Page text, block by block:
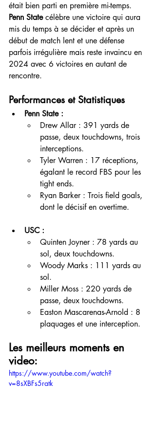
était bien parti en première mi-temps.
Penn State célèbre une victoire qui aura
mis du temps à se décider et après un
début de match lent et une défense
parfois irrégulière mais reste invaincu en
2024 avec 6 victoires en autant de
rencontre.
Performances et Statistiques
Penn State :
Drew Allar : 391 yards de
passe, deux touchdowns, trois
interceptions.
Tyler Warren : 17 réceptions,
égalant le record FBS pour les
tight ends.
Ryan Barker : Trois field goals,
dont le décisif en overtime.
USC :
Quinten Joyner : 78 yards au
sol, deux touchdowns.
Woody Marks : 111 yards au
sol.
Miller Moss : 220 yards de
passe, deux touchdowns.
Easton Mascarenas-Arnold : 8
plaquages et une interception.
Les meilleurs moments en
video:
https://www.youtube.com/watch?
v=8sXBFs5ratk